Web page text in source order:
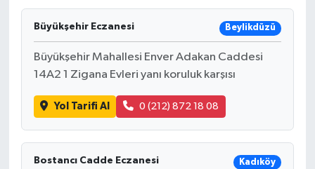
Büyükşehir Eczanesi Beylikdüzü
Büyükşehir Mahallesi Enver Adakan Caddesi
14A2 1 Zigana Evleri yanı koruluk karşısı
Yol Tarifi Al 0 (212) 872 18 08
Bostancı Cadde Eczanesi Kadıköy